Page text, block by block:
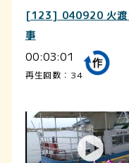
[123] 040920 火渡
事
00:03:01
再生回数：34